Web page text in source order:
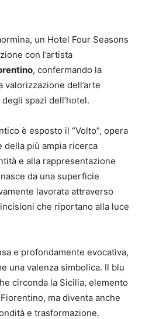
un Hotel Four Seasons
con l’artista
, confermando la
dell’arte
spazi dell’hotel.
è esposto il “Volto”, opera
della più ampia ricerca
e alla rappresentazione
da una superficie
lavorata attraverso
che riportano alla luce
e profondamente evocativa,
una valenza simbolica. Il blu
circonda la Sicilia, elemento
ma diventa anche
e trasformazione.